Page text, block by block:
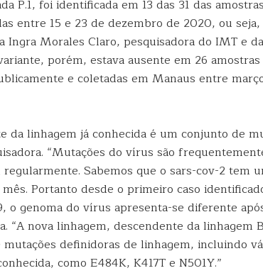
P.1, foi identificada em 13 das 31 das
entre 15 e 23 de dezembro de 2020, ou
Ingra Morales Claro, pesquisadora do IMT e
porém, estava ausente em 26
e coletadas em Manaus entre
da linhagem já conhecida é um conjunto de
“Mutações do vírus são
Sabemos que o sars-cov-2 tem
Portanto desde o primeiro caso
o genoma do vírus apresenta-se diferente
“A nova linhagem, descendente da linhagem
definidoras de linhagem, incluindo
como E484K, K417T e N501Y.”